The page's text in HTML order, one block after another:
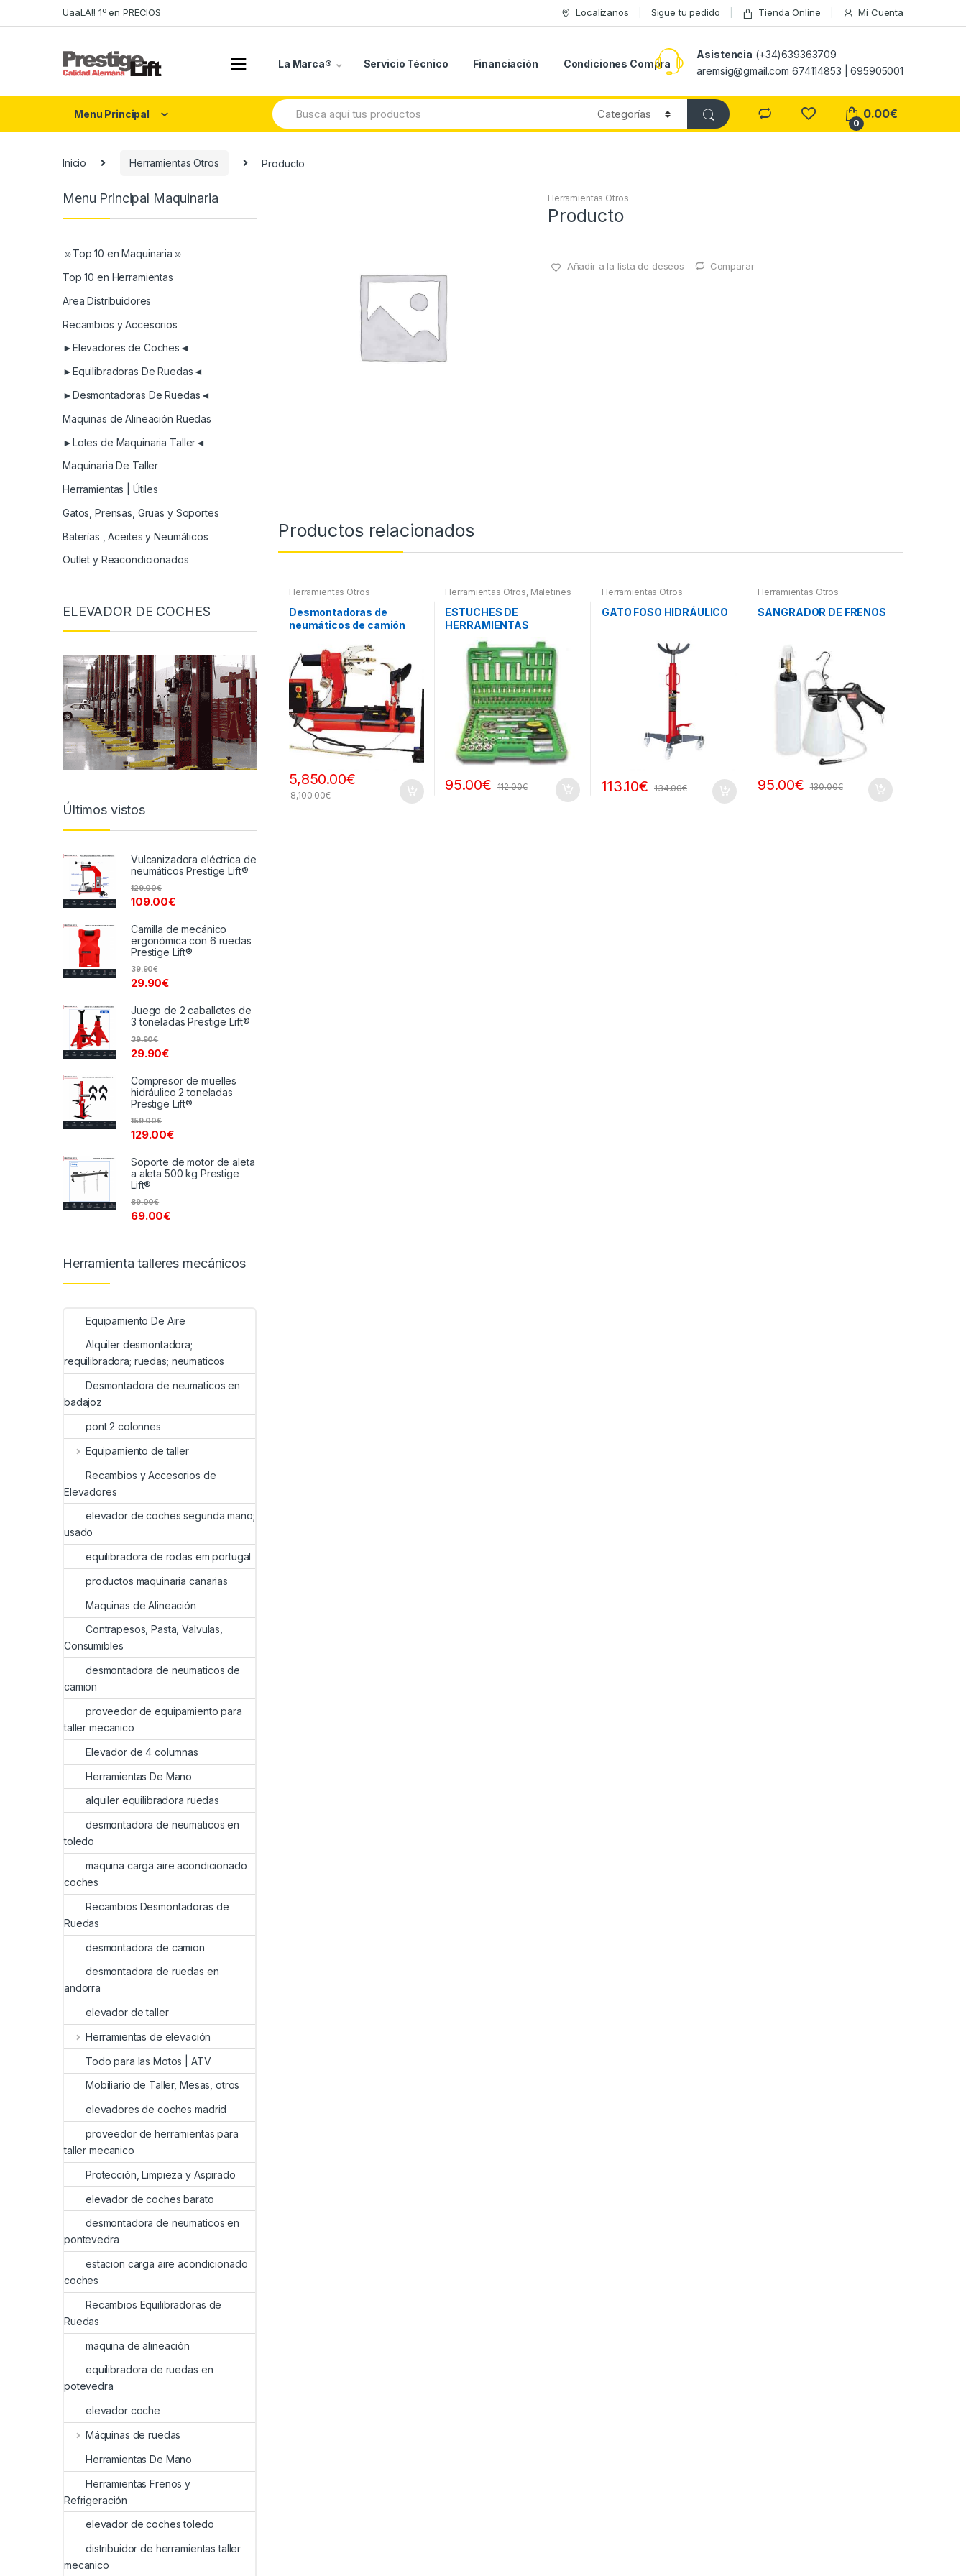
to
to
UaaLA!! 1º en PRECIOS Localizanos Sigue tu pedido Tienda Online Mi Cuenta
La Marca® Servicio Técnico Financiación Condiciones Compra
Asistencia (+34)639363709
aremsig@gmail.com 674114853 | 695905001
Menu Principal
Search
for:
0
0.00€
Inicio Herramientas Otros Producto
Herramientas Otros
Producto
Añadir a la lista de deseos Comparar
Productos relacionados
Herramientas Otros
Desmontadoras de
neumáticos de camión
5,850.00€
8,100.00€
Herramientas Otros, Maletines
Compresímetros, otros
ESTUCHES DE
HERRAMIENTAS
95.00€ 112.00€
Herramientas Otros
GATO FOSO HIDRÁULICO
113.10€ 134.00€
Herramientas Otros
SANGRADOR DE FRENOS
95.00€ 130.00€
Menu Principal Maquinaria
☺Top 10 en Maquinaria☺
Top 10 en Herramientas
Area Distribuidores
Recambios y Accesorios
►Elevadores de Coches◄
►Equilibradoras De Ruedas◄
►Desmontadoras De Ruedas◄
Maquinas de Alineación Ruedas
►Lotes de Maquinaria Taller◄
Maquinaria De Taller
Herramientas | Útiles
Gatos, Prensas, Gruas y Soportes
Baterías , Aceites y Neumáticos
Outlet y Reacondicionados
ELEVADOR DE COCHES
Últimos vistos
Vulcanizadora eléctrica de
neumáticos Prestige Lift®
109.00€
129.00€
Camilla de mecánico
ergonómica con 6 ruedas
Prestige Lift®
29.90€
39.90€
Juego de 2 caballetes de
3 toneladas Prestige Lift®
29.90€
39.90€
Compresor de muelles
hidráulico 2 toneladas
Prestige Lift®
129.00€
159.00€
Soporte de motor de aleta
a aleta 500 kg Prestige
Lift®
69.00€
89.00€
Herramienta talleres mecánicos
Equipamiento De Aire
Alquiler desmontadora;
requilibradora; ruedas; neumaticos
Desmontadora de neumaticos en
badajoz
pont 2 colonnes
Equipamiento de taller
Recambios y Accesorios de
Elevadores
elevador de coches segunda mano;
usado
equilibradora de rodas em portugal
productos maquinaria canarias
Maquinas de Alineación
Contrapesos, Pasta, Valvulas,
Consumibles
desmontadora de neumaticos de
camion
proveedor de equipamiento para
taller mecanico
Elevador de 4 columnas
Herramientas De Mano
alquiler equilibradora ruedas
desmontadora de neumaticos en
toledo
maquina carga aire acondicionado
coches
Recambios Desmontadoras de
Ruedas
desmontadora de camion
desmontadora de ruedas en
andorra
elevador de taller
Herramientas de elevación
Todo para las Motos | ATV
Mobiliario de Taller, Mesas, otros
elevadores de coches madrid
proveedor de herramientas para
taller mecanico
Protección, Limpieza y Aspirado
elevador de coches barato
desmontadora de neumaticos en
pontevedra
estacion carga aire acondicionado
coches
Recambios Equilibradoras de
Ruedas
maquina de alineación
equilibradora de ruedas en
potevedra
elevador coche
Máquinas de ruedas
Herramientas De Mano
Herramientas Frenos y
Refrigeración
elevador de coches toledo
distribuidor de herramientas taller
mecanico